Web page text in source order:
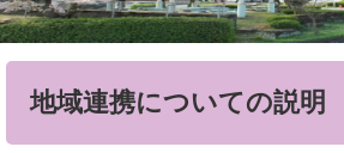
地域連携についての説明